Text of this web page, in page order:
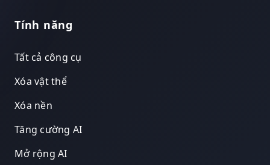
Tính năng
Tất cả công cụ
Xóa vật thể
Xóa nền
Tăng cường AI
Mở rộng AI